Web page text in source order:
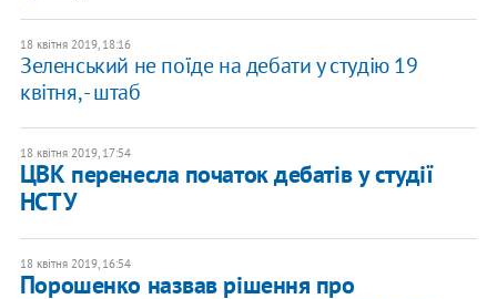
18 квітня 2019, 18:16
Зеленський не поїде на дебати у студію 19
квітня, - штаб
18 квітня 2019, 17:54
ЦВК перенесла початок дебатів у студії
НСТУ
18 квітня 2019, 16:54
Порошенко назвав рішення про